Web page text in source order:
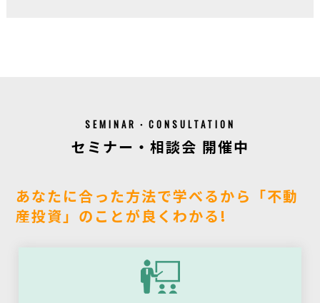
SEMINAR・CONSULTATION
セミナー・相談会 開催中
あなたに合った方法で学べるから「不動
産投資」のことが良くわかる!